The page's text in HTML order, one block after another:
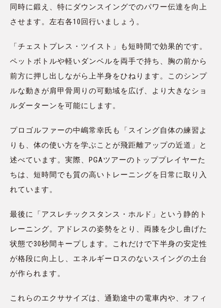
同時に鍛え、特にダウンスイングでのパワー伝達を向上
させます。左右各10回行いましょう。
「チェストプレス・ツイスト」も短時間で効果的です。
ペットボトルや軽いダンベルを両手で持ち、胸の前から
前方に押し出しながら上半身をひねります。このシンプ
ルな動きが肩甲骨周りの可動域を広げ、より大きなショ
ルダーターンを可能にします。
プロゴルファーの中嶋常幸氏も「スイング自体の練習よ
りも、体の使い方を学ぶことが飛距離アップの近道」と
述べています。実際、PGAツアーのトッププレイヤーた
ちは、短時間でも質の高いトレーニングを日常に取り入
れています。
最後に「アスレチックスタンス・ホルド」という静的ト
レーニング。アドレスの姿勢をとり、両膝を少し曲げた
状態で30秒間キープします。これだけで下半身の安定性
が格段に向上し、エネルギーロスのないスイングの土台
が作られます。
これらのエクササイズは、通勤途中の電車内や、オフィ